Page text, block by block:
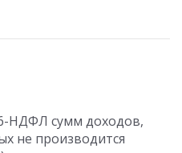
НДФЛ сумм доходов,
не производится